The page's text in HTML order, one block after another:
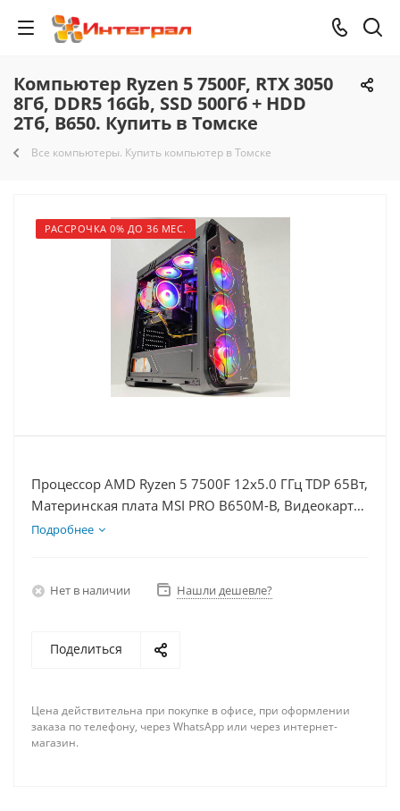
Компьютер Ryzen 5 7500F, RTX 3050
8Гб, DDR5 16Gb, SSD 500Гб + HDD
2Тб, B650. Купить в Томске
Все компьютеры. Купить компьютер в Томске
РАССРОЧКА 0% ДО 36 МЕС.
Процессор AMD Ryzen 5 7500F 12x5.0 ГГц TDP 65Вт,
Материнская плата MSI PRO B650M-B, Видеокарта
RTX 3050 8Гб, Память DDR5 16Gb, Диски
Подробнее
Нет в наличии Нашли дешевле?
Поделиться
Цена действительна при покупке в офисе, при оформлении
заказа по телефону, через WhatsApp или через интернет-
магазин.